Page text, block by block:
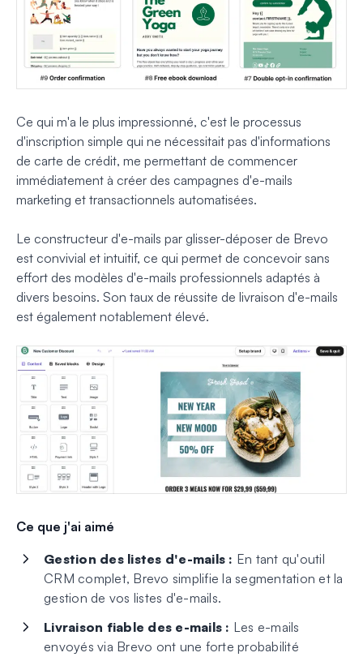
Ce qui m'a le plus impressionné, c'est le processus
d'inscription simple qui ne nécessitait pas d'informations
de carte de crédit, me permettant de commencer
immédiatement à créer des campagnes d'e-mails
marketing et transactionnels automatisées.
Le constructeur d'e-mails par glisser-déposer de Brevo
est convivial et intuitif, ce qui permet de concevoir sans
effort des modèles d'e-mails professionnels adaptés à
divers besoins. Son taux de réussite de livraison d'e-mails
est également notablement élevé.
Ce que j'ai aimé
Gestion des listes d'e-mails : En tant qu'outil
CRM complet, Brevo simplifie la segmentation et la
gestion de vos listes d'e-mails.
Livraison fiable des e-mails : Les e-mails
envoyés via Brevo ont une forte probabilité